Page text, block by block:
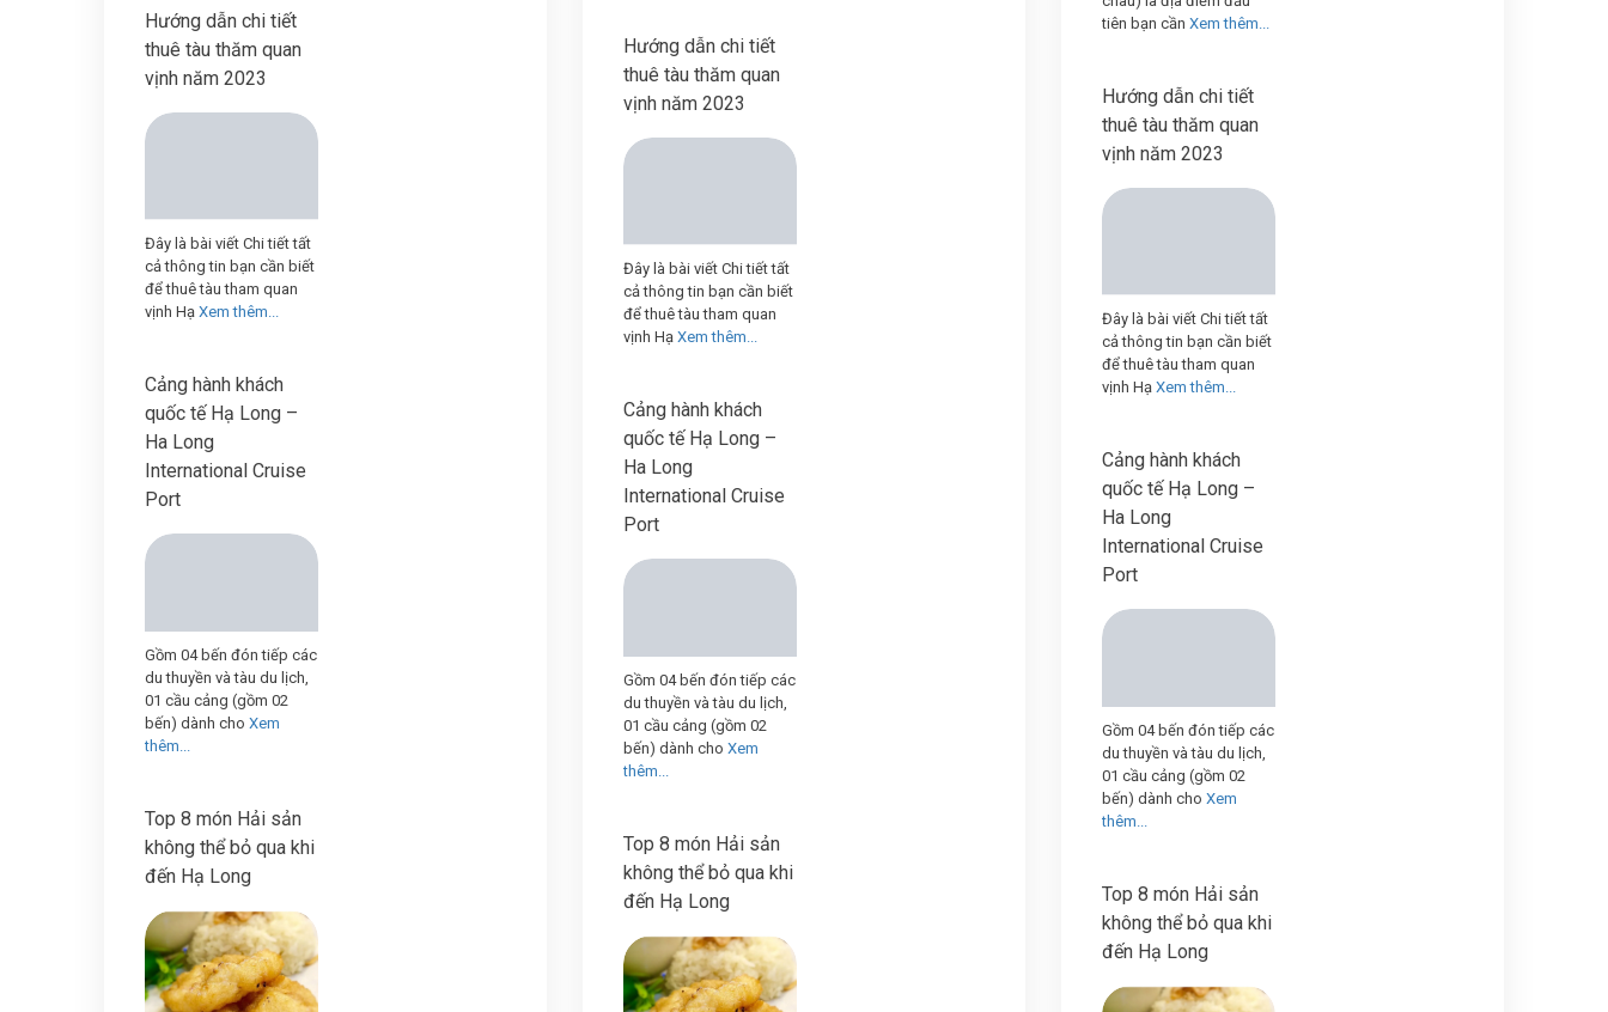
Hướng dẫn chi tiết
thuê tàu thăm quan
vịnh năm 2023
Đây là bài viết Chi tiết tất
cả thông tin bạn cần biết
để thuê tàu tham quan
vịnh Hạ Xem thêm...
Cảng hành khách
quốc tế Hạ Long –
Ha Long
International Cruise
Port
Gồm 04 bến đón tiếp các
du thuyền và tàu du lịch,
01 cầu cảng (gồm 02
bến) dành cho Xem
thêm...
Top 8 món Hải sản
không thể bỏ qua khi
đến Hạ Long
Hướng dẫn chi tiết
thuê tàu thăm quan
vịnh năm 2023
Đây là bài viết Chi tiết tất
cả thông tin bạn cần biết
để thuê tàu tham quan
vịnh Hạ Xem thêm...
Cảng hành khách
quốc tế Hạ Long –
Ha Long
International Cruise
Port
Gồm 04 bến đón tiếp các
du thuyền và tàu du lịch,
01 cầu cảng (gồm 02
bến) dành cho Xem
thêm...
Top 8 món Hải sản
không thể bỏ qua khi
đến Hạ Long
tiên bạn cần Xem thêm...
Hướng dẫn chi tiết
thuê tàu thăm quan
vịnh năm 2023
Đây là bài viết Chi tiết tất
cả thông tin bạn cần biết
để thuê tàu tham quan
vịnh Hạ Xem thêm...
Cảng hành khách
quốc tế Hạ Long –
Ha Long
International Cruise
Port
Gồm 04 bến đón tiếp các
du thuyền và tàu du lịch,
01 cầu cảng (gồm 02
bến) dành cho Xem
thêm...
Top 8 món Hải sản
không thể bỏ qua khi
đến Hạ Long